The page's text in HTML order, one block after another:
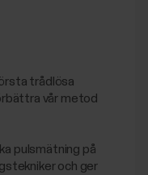
trådlösa
vår metod
pulsmätning på
och ger